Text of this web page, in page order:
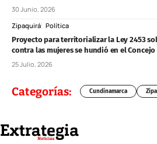
30 Junio, 2026
Zipaquirá Política
Proyecto para territorializar la Ley 2453
contra las mujeres se hundió en el
25 Julio, 2026
Categorías: Cundinamarca